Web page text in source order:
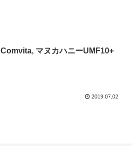
Comvita, マヌカハニーUMF10+
2019.07.02